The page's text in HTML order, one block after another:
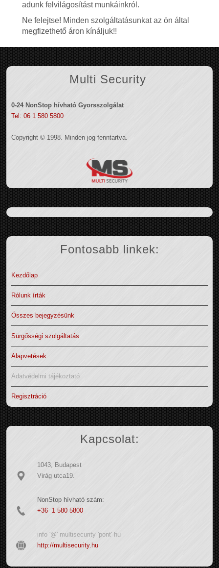
adunk felvilágosítást munkáinkról.
Ne felejtse! Minden szolgáltatásunkat az ön által
megfizethető áron kínáljuk!!
Multi Security
0-24 NonStop hívható Gyorsszolgálat
Tel: 06 1 580 5800
Copyright © 1998. Minden jog fenntartva.
Fontosabb linkek:
Kezdőlap
Rólunk írták
Összes bejegyzésünk
Sürgősségi szolgáltatás
Alapvetések
Adatvédelmi tájékoztató
Regisztráció
Kapcsolat:
1043, Budapest
Virág utca19.
NonStop hívható szám:
+36 1 580 5800
info '@' multisecurity 'pont' hu
http://multisecurity.hu